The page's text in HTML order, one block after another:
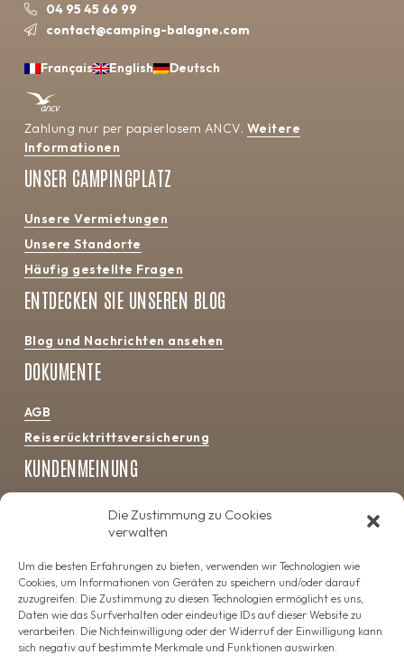
Die Zustimmung zu Cookies
verwalten
Um die besten Erfahrungen zu bieten, verwenden wir Technologien wie
Cookies, um Informationen von Geräten zu speichern und/oder darauf
zuzugreifen. Die Zustimmung zu diesen Technologien ermöglicht es uns,
Daten wie das Surfverhalten oder eindeutige IDs auf dieser Website zu
verarbeiten. Die Nichteinwilligung oder der Widerruf der Einwilligung kann
sich negativ auf bestimmte Merkmale und Funktionen auswirken.
04 95 45 66 99
contact@camping-balagne.com
Français English Deutsch
Zahlung nur per papierlosem ANCV. Weitere
Informationen
UNSER CAMPINGPLATZ
Unsere Vermietungen
Unsere Standorte
Häufig gestellte Fragen
ENTDECKEN SIE UNSEREN BLOG
Blog und Nachrichten ansehen
DOKUMENTE
AGB
Reiserücktrittsversicherung
KUNDENMEINUNG